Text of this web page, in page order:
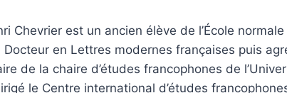
Chevrier est un ancien élève de l’École
Docteur en Lettres modernes françaises puis
de la chaire d’études francophones de
le Centre international d’études